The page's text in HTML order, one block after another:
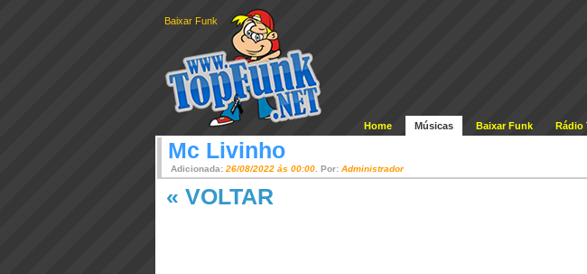
Baixar Funk
Home Músicas Baixar Funk Rádio
Mc Livinho
Adicionada: 26/08/2022 ás 00:00 . Por: Administrador
« VOLTAR